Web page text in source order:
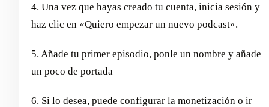
4. Una vez que hayas creado tu cuenta, inicia sesión y
haz clic en «Quiero empezar un nuevo podcast».
5. Añade tu primer episodio, ponle un nombre y añade
un poco de portada
6. Si lo desea, puede configurar la monetización o ir